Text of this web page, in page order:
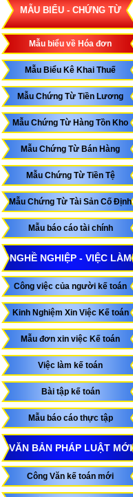
MẪU BIỂU - CHỨNG TỪ
Mẫu biểu về Hóa đơn
Mẫu Biểu Kê Khai Thuế
Mẫu Chứng Từ Tiền Lương
Mẫu Chứng Từ Hàng Tồn Kho
Mẫu Chứng Từ Bán Hàng
Mẫu Chứng Từ Tiền Tệ
Mẫu Chứng Từ Tài Sản Cố Định
Mẫu báo cáo tài chính
NGHỀ NGHIỆP - VIỆC LÀM
Công việc của người kế toán
Kinh Nghiệm Xin Việc Kế toán
Mẫu đơn xin việc Kế toán
Việc làm kế toán
Bài tập kế toán
Mẫu báo cáo thực tập
VĂN BẢN PHÁP LUẬT MỚI
Công Văn kế toán mới